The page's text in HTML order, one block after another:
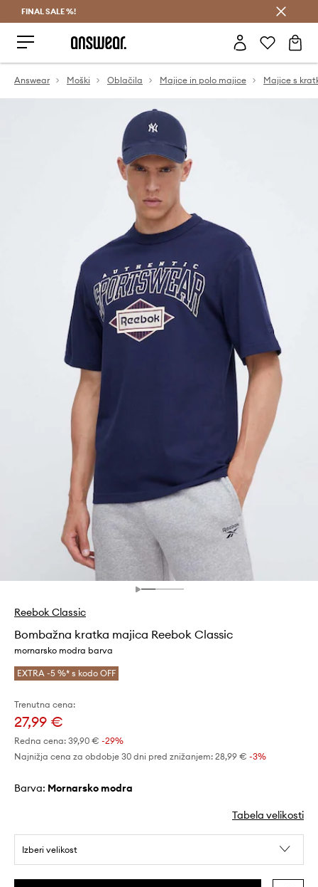
FINAL SALE %!
Answear Moški Oblačila Majice in polo majice Majice s
Reebok Classic
Bombažna kratka majica Reebok Classic
mornarsko modra barva
EXTRA -5 %* s kodo OFF
Trenutna cena:
27,99 €
Redna cena: 39,90 € -29%
Najnižja cena za obdobje 30 dni pred znižanjem: 28,99 € -3%
Barva: mornarsko modra
Tabela velikosti
Izberi velikost